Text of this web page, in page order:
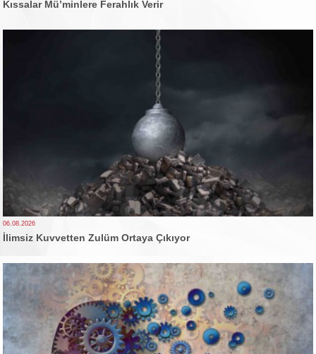
Kıssalar Mü’minlere Ferahlık Verir
06.08.2026
İlimsiz Kuvvetten Zulüm Ortaya Çıkıyor